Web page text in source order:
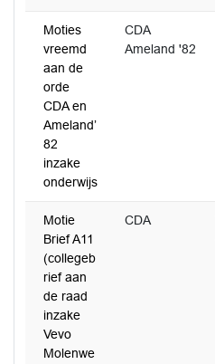
Moties
vreemd
aan de
orde
CDA en
Ameland’
82
inzake
onderwijs
CDA
Ameland '82
Motie
Brief A11
(collegeb
rief aan
de raad
inzake
Vevo
Molenwe
CDA